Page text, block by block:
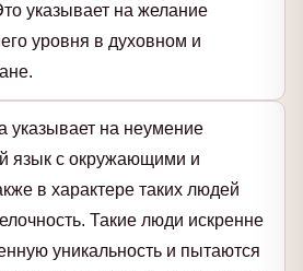
указывает на желание
уровня в духовном и
указывает на неумение
язык с окружающими и
в характере таких людей
Такие люди искренне
уникальность и пытаются